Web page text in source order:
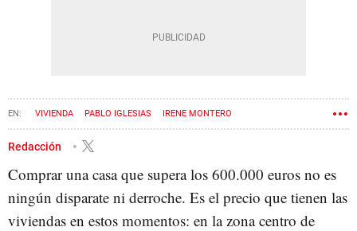
VIVIENDA PABLO IGLESIAS IRENE MONTERO
Redacción
Comprar una casa que supera los 600.000 euros no es
ningún disparate ni derroche. Es el precio que tienen las
viviendas en estos momentos: en la zona centro de